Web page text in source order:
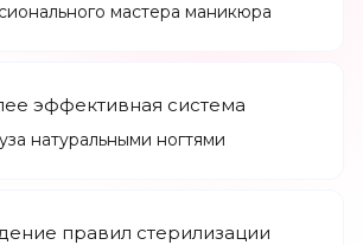
Подология
мастера маникюра
эффективная система
натуральными ногтями
правил стерилизации